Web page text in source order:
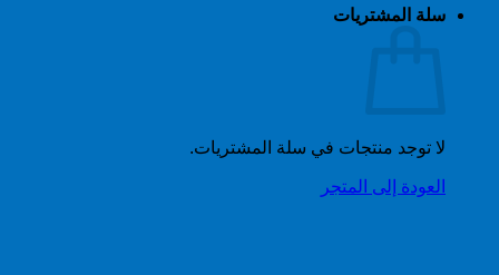
سلة المشتريات
لا توجد منتجات في سلة المشتريات.
العودة إلى المتجر